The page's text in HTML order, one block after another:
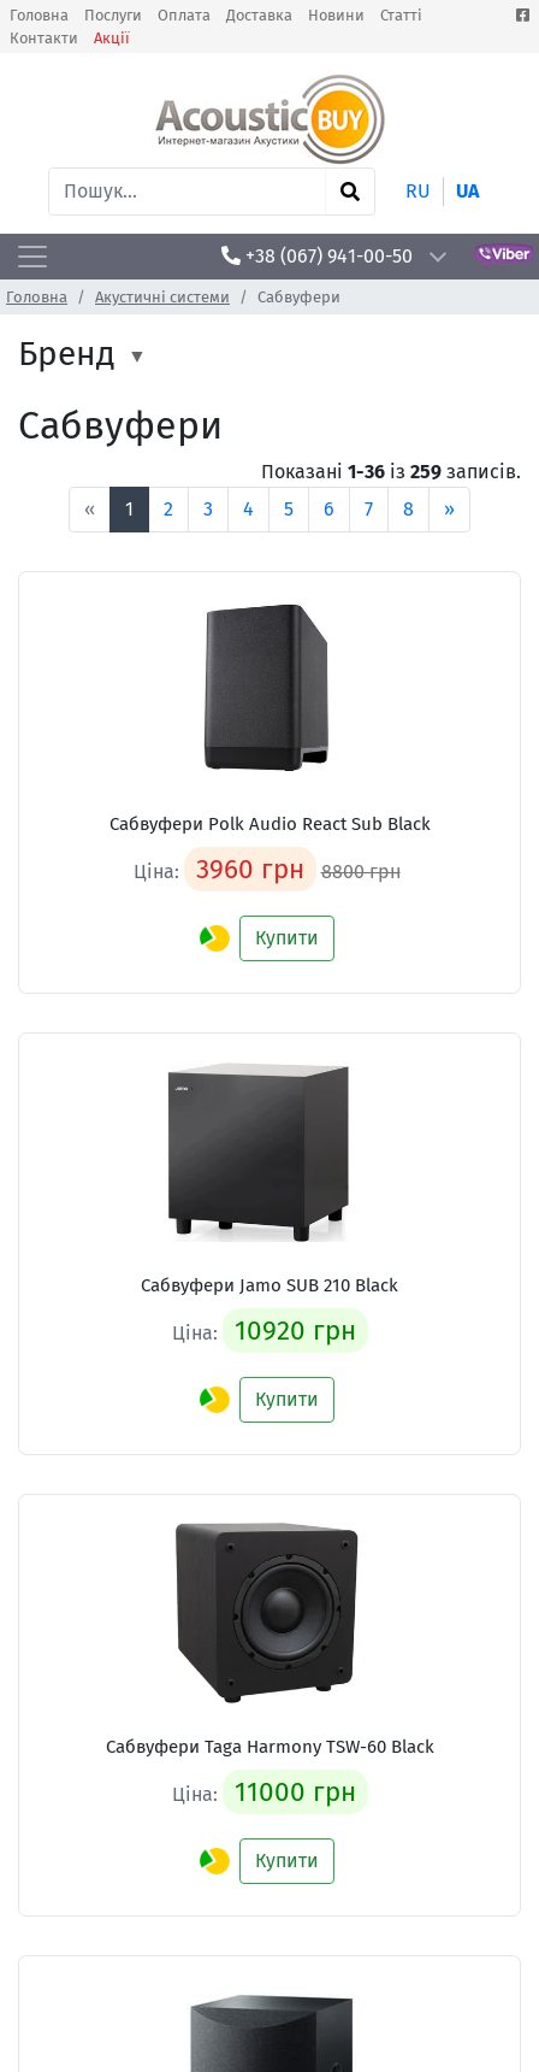
Головна Послуги Оплата Доставка Новини
Статті
Контакти
Акції
RU UA
+38 (067) 941-00-50
Головна Акустичні системи Сабвуфери
Бренд
Сабвуфери
Показані 1-36 із 259 записів.
«
1 2 3 4 5 6 7 8 »
Сабвуфери Polk Audio React Sub Black
Ціна: 3960 грн 8800 грн
Купити
Сабвуфери Jamo SUB 210 Black
Ціна: 10920 грн
Купити
Сабвуфери Taga Harmony TSW-60 Black
Ціна: 11000 грн
Купити